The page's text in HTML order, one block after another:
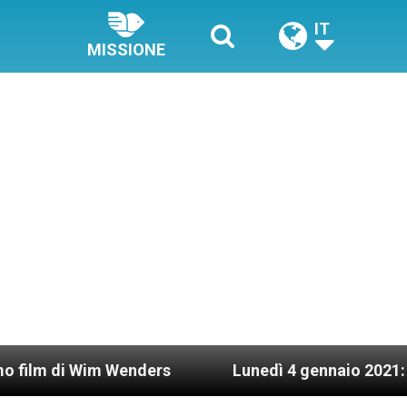
MISSIONE
IT
Wenders Lunedì 4 gennaio 2021: Possesso